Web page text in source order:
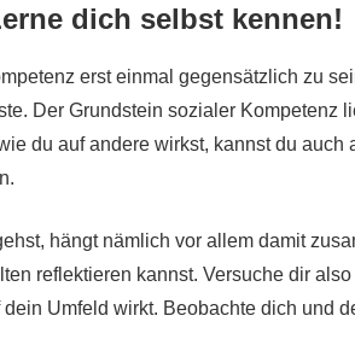
dich selbst kennen!
erst einmal gegensätzlich zu
Der Grundstein sozialer Kompetenz
du auf andere wirkst, kannst du auch
hängt nämlich vor allem damit
reflektieren kannst. Versuche dir
Umfeld wirkt. Beobachte dich und